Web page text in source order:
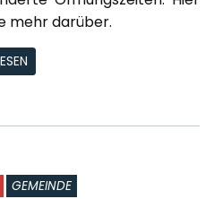
mehr darüber.
GEMEINDE